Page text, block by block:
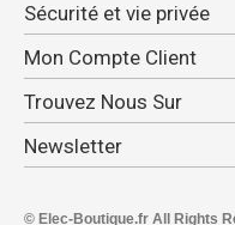
Sécurité et vie privée
Mon Compte Client
Trouvez Nous Sur
Newsletter
© Elec-Boutique.fr All Rights